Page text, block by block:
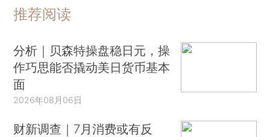
推荐阅读
分析｜贝森特操盘稳日元，操
作巧思能否撬动美日货币基本
面
2026年08月06日
财新调查｜7月消费或有反